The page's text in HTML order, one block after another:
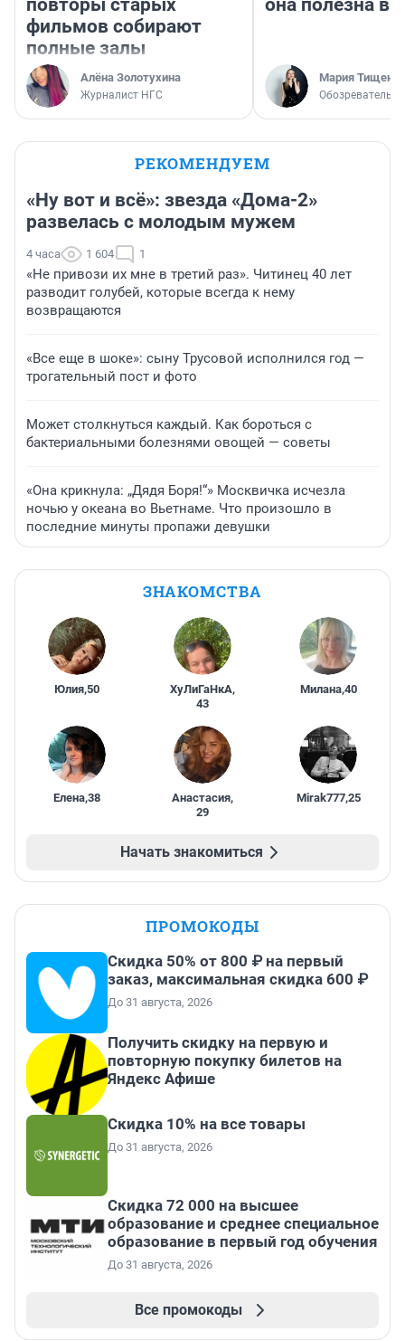
повторы старых
фильмов собирают
полные залы
Алёна Золотухина
Журналист НГС
она полезна
Мария Тищенко
Обозреватель
РЕКОМЕНДУЕМ
«Ну вот и всё»: звезда «Дома-2»
развелась с молодым мужем
4 часа 1 604 1
«Не привози их мне в третий раз». Читинец 40 лет
разводит голубей, которые всегда к нему
возвращаются
«Все еще в шоке»: сыну Трусовой исполнился год —
трогательный пост и фото
Может столкнуться каждый. Как бороться с
бактериальными болезнями овощей — советы
«Она крикнула: „Дядя Боря!“» Москвичка исчезла
ночью у океана во Вьетнаме. Что произошло в
последние минуты пропажи девушки
ЗНАКОМСТВА
Юлия,50 ХуЛиГаНкА,
43
Милана,40
Елена,38 Анастасия,
29
Mirak777,25
Начать знакомиться
ПРОМОКОДЫ
Скидка 50% от 800 ₽ на первый
заказ, максимальная скидка 600 ₽
До 31 августа, 2026
Получить скидку на первую и
повторную покупку билетов на
Яндекс Афише
Скидка 10% на все товары
До 31 августа, 2026
Скидка 72 000 на высшее
образование и среднее специальное
образование в первый год обучения
До 31 августа, 2026
Все промокоды